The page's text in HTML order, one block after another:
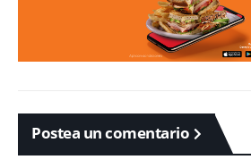
Postea un comentario